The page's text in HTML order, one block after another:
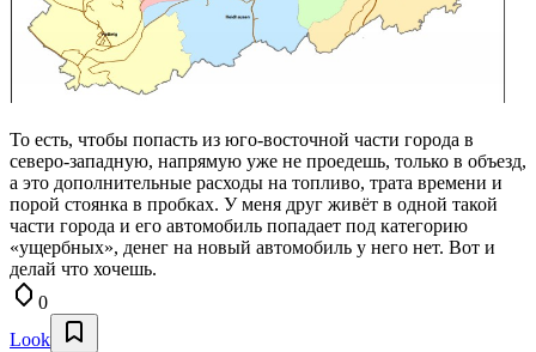
То есть, чтобы попасть из юго-восточной части города в
северо-западную, напрямую уже не проедешь, только в объезд,
а это дополнительные расходы на топливо, трата времени и
порой стоянка в пробках. У меня друг живёт в одной такой
части города и его автомобиль попадает под категорию
«ущербных», денег на новый автомобиль у него нет. Вот и
делай что хочешь.
0
Look